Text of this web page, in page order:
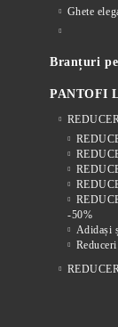
Ghete
Branțuri
PANTOFI
-50%
Adidași